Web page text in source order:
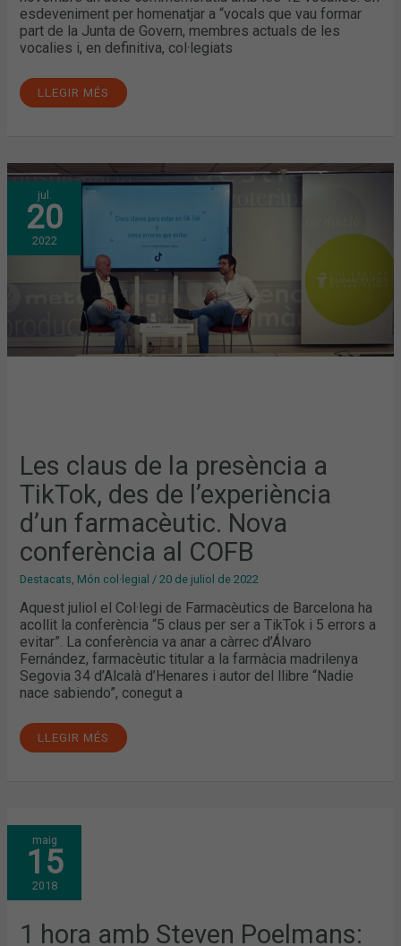
esdeveniment per homenatjar a “vocals que vau formar
part de la Junta de Govern, membres actuals de les
vocalies i, en definitiva, col·legiats
LLEGIR MÉS
jul.
20
2022
Les claus de la presència a
TikTok, des de l’experiència
d’un farmacèutic. Nova
conferència al COFB
Destacats Món col·legial /20 de juliol de 2022
Aquest juliol el Col·legi de Farmacèutics de Barcelona ha
acollit la conferència “5 claus per ser a TikTok i 5 errors a
evitar”. La conferència va anar a càrrec d’Álvaro
Fernández, farmacèutic titular a la farmàcia madrilenya
Segovia 34 d’Alcalà d’Henares i autor del llibre “Nadie
nace sabiendo”, conegut a
LES
CLAUS
DE
LA
PRESÈNCIA
A
TIKTOK,
L’EXPERIÈNCIA
FARMACÈUTIC.
CONFERÈNCIA
AL
COFB
LLEGIR MÉS
maig
15
2018
1 hora amb Steven Poelmans:
1
HORA
AMB
STEVEN
POELMANS:
EL
CERVELL
A
EINA